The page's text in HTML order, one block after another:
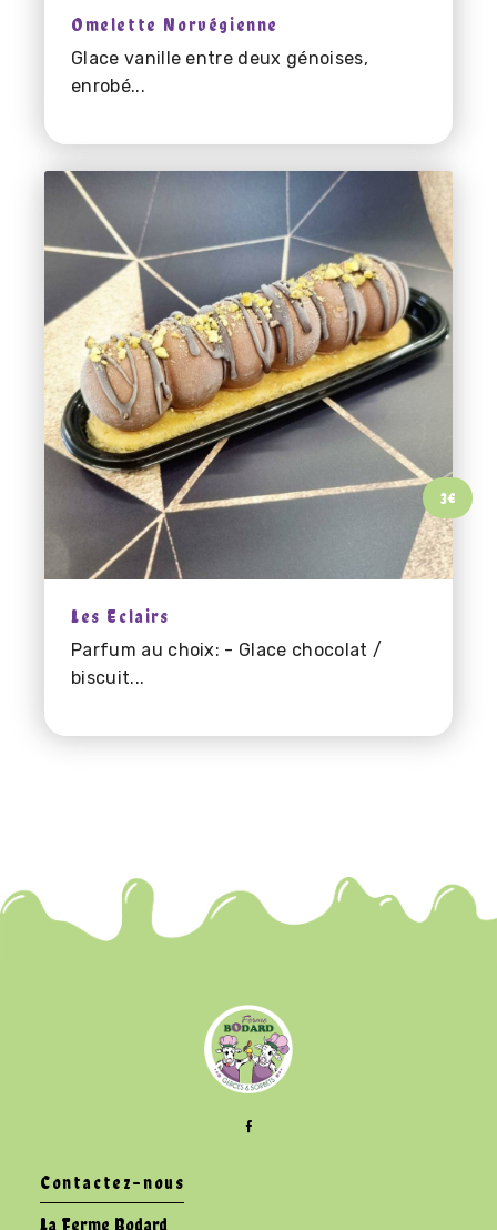
Omelette Norvégienne
Glace vanille entre deux génoises,
enrobé...
3€
Les Eclairs
Parfum au choix: - Glace chocolat /
biscuit...
Contactez-nous
La Ferme Bodard